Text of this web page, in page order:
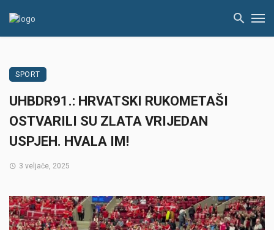
SPORT
UHBDR91.: HRVATSKI RUKOMETAŠI
OSTVARILI SU ZLATA VRIJEDAN
USPJEH. HVALA IM!
3 veljače, 2025